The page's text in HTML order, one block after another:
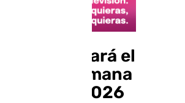
presentará el
de la Semana
de 2026